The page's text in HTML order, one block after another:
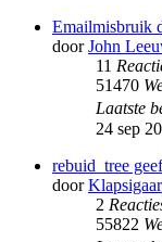
Emailmisbruik
doorJohn
11
51470
Laatste
24 sep
rebuid_tree
doorKlapsigaar
2
55822